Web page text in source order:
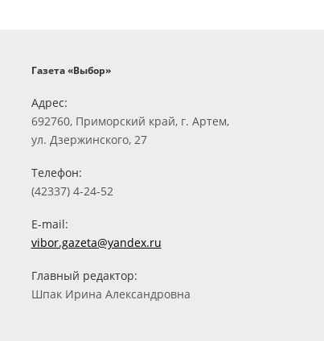
Газета «Выбор»
Адрес:
692760, Приморский край, г. Артем,
ул. Дзержинского, 27
Телефон:
(42337) 4-24-52
E-mail:
vibor.gazeta@yandex.ru
Главный редактор:
Шпак Ирина Александровна